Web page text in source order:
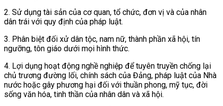
2. Sử dụng tài sản của cơ quan, tổ chức, đơn vị và của nhân
dân trái với quy định của pháp luật.
3. Phân biệt đối xử dân tộc, nam nữ, thành phần xã hội, tín
ngưỡng, tôn giáo dưới mọi hình thức.
4. Lợi dụng hoạt động nghề nghiệp để tuyên truyền chống lại
chủ trương đường lối, chính sách của Đảng, pháp luật của Nhà
nước hoặc gây phương hại đối với thuần phong, mỹ tục, đời
sống văn hóa, tinh thần của nhân dân và xã hội.